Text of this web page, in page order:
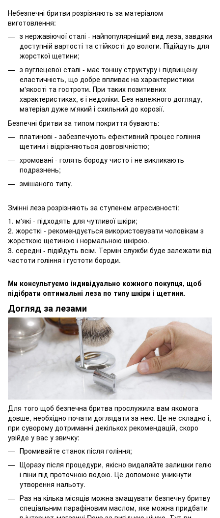
Небезпечні бритви розрізняють за матеріалом
виготовлення:
з нержавіючої сталі - найпопулярніший вид леза, завдяки
доступній вартості та стійкості до вологи. Підійдуть для
жорсткої щетини;
з вуглецевої сталі - має тоншу структуру і підвищену
еластичність, що добре впливає на характеристики
м'якості та гостроти. При таких позитивних
характеристиках, є і недоліки. Без належного догляду,
матеріал дуже м'який і схильний до корозії.
Безпечні бритви за типом покриття бувають:
платинові - забезпечують ефективний процес гоління
щетини і відрізняються довговічністю;
хромовані - голять бороду чисто і не викликають
подразнень;
змішаного типу.
Змінні леза розрізняють за ступенем агресивності:
1. м'які - підходять для чутливої ​​шкіри;
2. жорсткі - рекомендується використовувати чоловікам з
жорсткою щетиною і нормальною шкірою.
3. середні - підійдуть всім. Термін служби буде залежати від
частоти гоління і густоти бороди.
Ми консультуємо індивідуально кожного покупця, щоб
підібрати оптимальні леза по типу шкіри і щетини.
Догляд за лезами
Для того щоб безпечна бритва прослужила вам якомога
довше, необхідно почати доглядати за нею. Це не складно і,
при суворому дотриманні декількох рекомендацій, скоро
увійде у вас у звичку:
Промивайте станок після гоління;
Щоразу після процедури, якісно видаляйте залишки гелю
і піни під проточною водою. Це допоможе уникнути
утворення нальоту.
Раз на кілька місяців можна змащувати безпечну бритву
спеціальним парафіновим маслом, яке можна придбати